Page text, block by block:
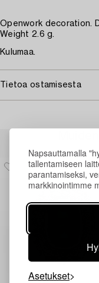
Napsauttamalla
tallentamiseen
parantamiseksi,
markkinointimme
Asetukset
Openwork decoration.
Weight 2.6 g.
Kulumaa.
Tietoa ostamisesta